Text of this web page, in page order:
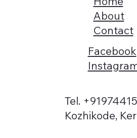
Tel.
Kozhikode,
About
Contact
Facebook